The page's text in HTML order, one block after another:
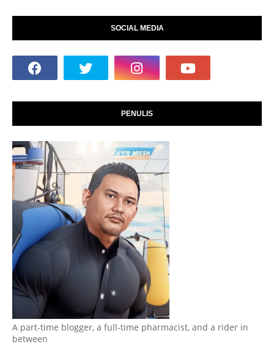
SOCIAL MEDIA
PENULIS
A part-time blogger, a full-time pharmacist, and a rider in
between